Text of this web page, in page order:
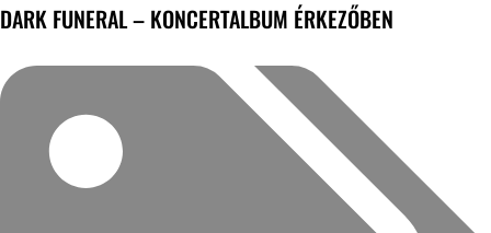
DARK FUNERAL – KONCERTALBUM ÉRKEZŐBEN